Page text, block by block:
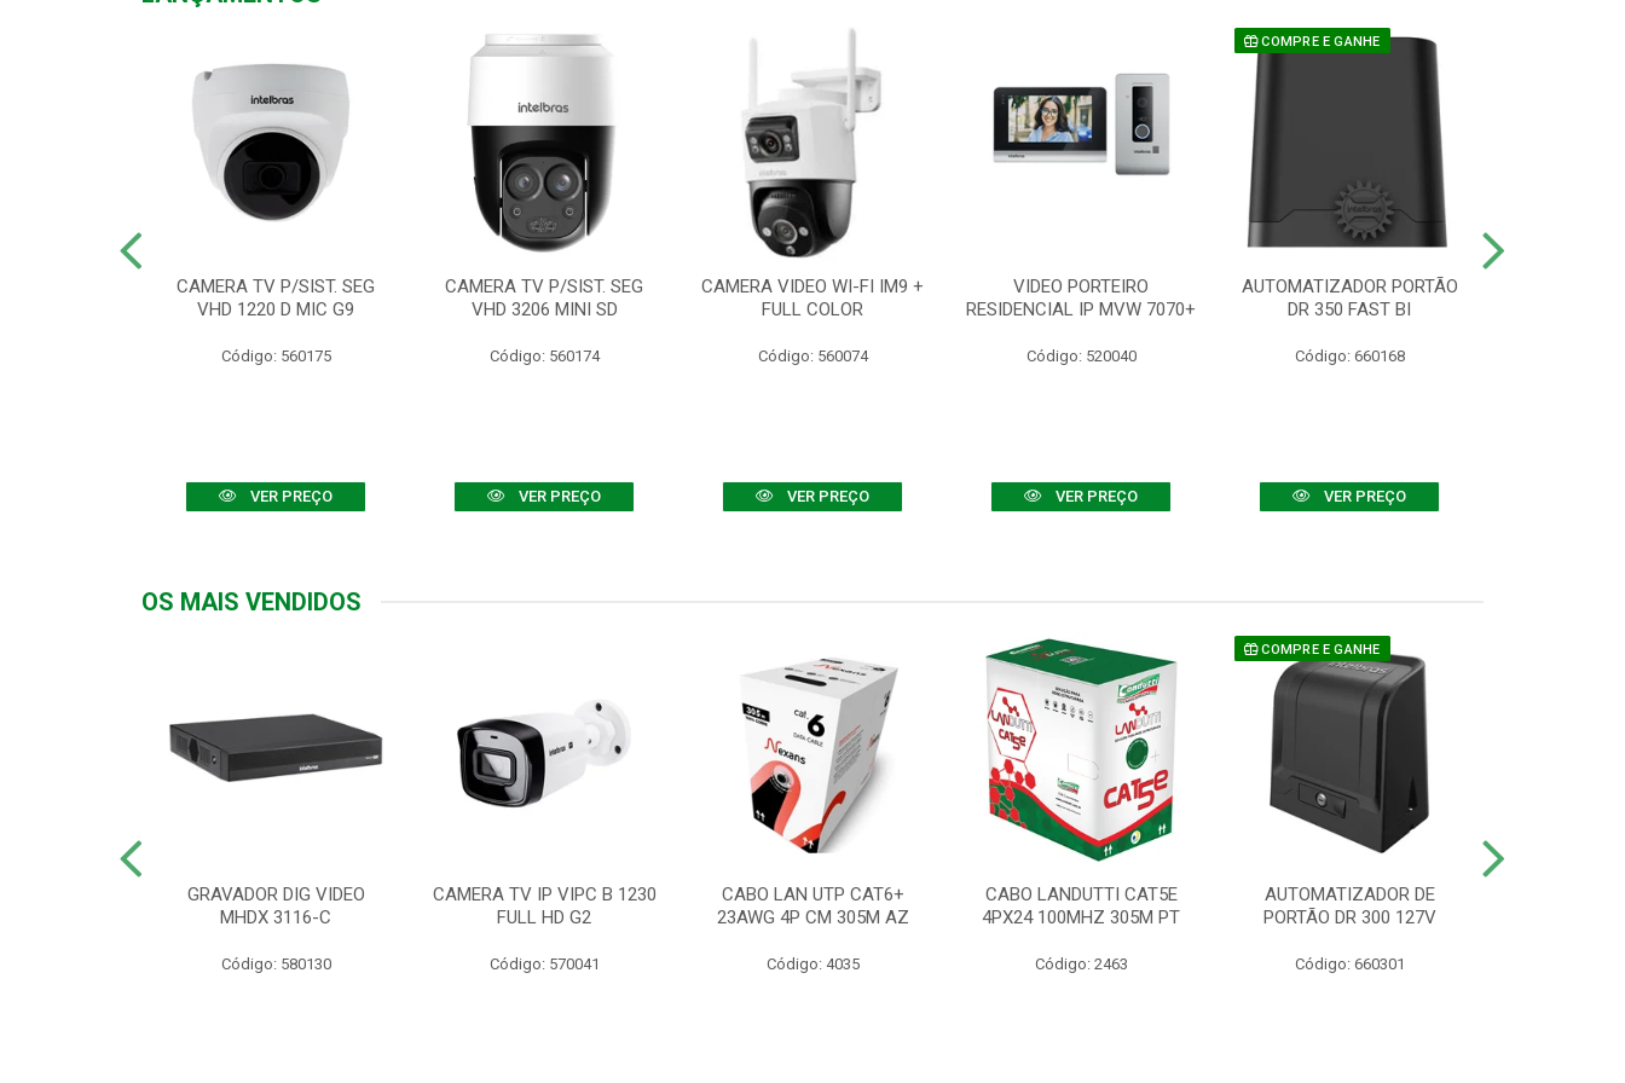
CAMERA TV P/SIST. SEG
VHD 1220 D MIC G9
Código: 560175
VER PREÇO
CAMERA TV P/SIST. SEG
VHD 3206 MINI SD
Código: 560174
VER PREÇO
CAMERA VIDEO WI-FI IM9 +
FULL COLOR
Código: 560074
VER PREÇO
VIDEO PORTEIRO
RESIDENCIAL IP MVW 7070+
Código: 520040
VER PREÇO
COMPRE E GANHE
AUTOMATIZADOR PORTÃO
DR 350 FAST BI
Código: 660168
VER PREÇO
OS MAIS VENDIDOS
GRAVADOR DIG VIDEO
MHDX 3116-C
Código: 580130
CAMERA TV IP VIPC B 1230
FULL HD G2
Código: 570041
CABO LAN UTP CAT6+
23AWG 4P CM 305M AZ
Código: 4035
CABO LANDUTTI CAT5E
4PX24 100MHZ 305M PT
Código: 2463
COMPRE E GANHE
AUTOMATIZADOR DE
PORTÃO DR 300 127V
Código: 660301